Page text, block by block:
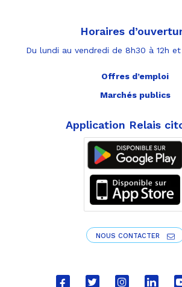
Horaires
Du lundi au vendredi de 8h30 à 12h et
Offres d’emploi
Marchés publics
Application Relais
NOUS CONTACTER